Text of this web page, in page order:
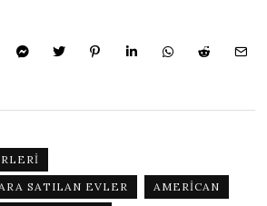
SATILAN EVLER
AMERICAN